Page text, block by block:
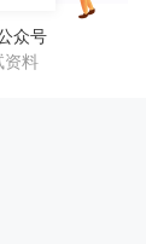
众号
资料